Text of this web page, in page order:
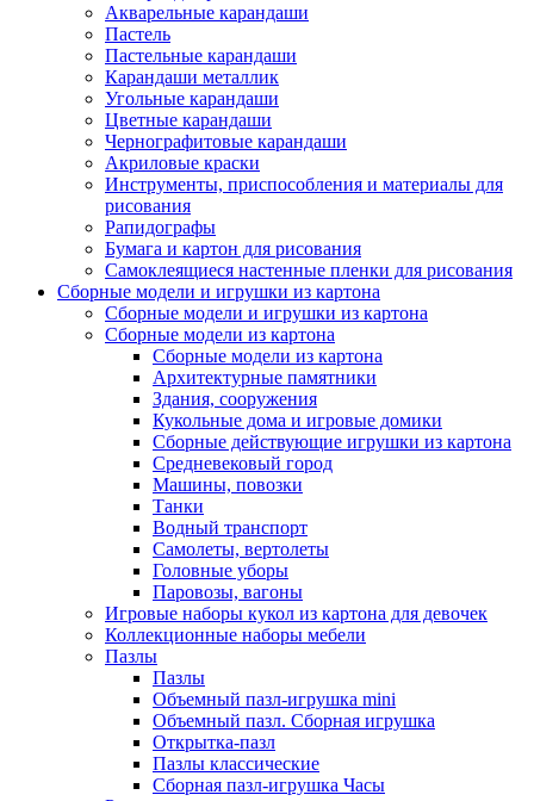
Акварельные карандаши
Пастель
Пастельные карандаши
Карандаши металлик
Угольные карандаши
Цветные карандаши
Чернографитовые карандаши
Акриловые краски
Инструменты, приспособления и материалы для
рисования
Рапидографы
Бумага и картон для рисования
Самоклеящиеся настенные пленки для рисования
Сборные модели и игрушки из картона
Сборные модели и игрушки из картона
Сборные модели из картона
Сборные модели из картона
Архитектурные памятники
Здания, сооружения
Кукольные дома и игровые домики
Сборные действующие игрушки из картона
Средневековый город
Машины, повозки
Танки
Водный транспорт
Самолеты, вертолеты
Головные уборы
Паровозы, вагоны
Игровые наборы кукол из картона для девочек
Коллекционные наборы мебели
Пазлы
Пазлы
Объемный пазл-игрушка mini
Объемный пазл. Сборная игрушка
Открытка-пазл
Пазлы классические
Сборная пазл-игрушка Часы